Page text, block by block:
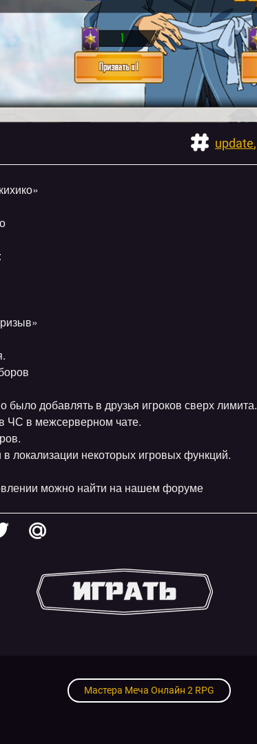
update
добавлять в друзья игроков сверх лимита.
ЧС в межсерверном чате.
локализации некоторых игровых функций.
можно найти на нашем форуме
Мастера Меча Онлайн 2 RPG